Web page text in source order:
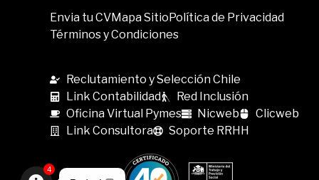
Envia tu CVMapa SitioPolítica de Privacidad
Términos y Condiciones
Reclutamiento y Selección Chile
Link Contabilidad
Red Inclusión
Oficina Virtual Pymes
Nicweb
Clicweb
Link Consultora
Soporte RRHH
4